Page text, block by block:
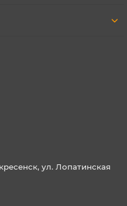
ул. Лопатинская